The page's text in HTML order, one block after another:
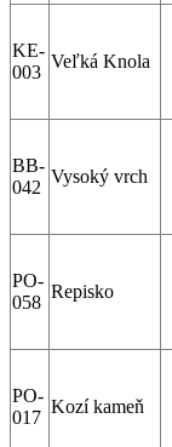
KE-
003
Veľká Knola
BB-
042
Vysoký vrch
PO-
058
Repisko
PO-
017
Kozí kameň